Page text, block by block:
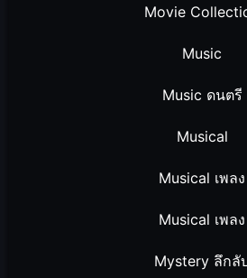
Movie
Music
Music ดนตรี
Musical
Musical เพลง
Musical เพลง
Mystery ลึกลั